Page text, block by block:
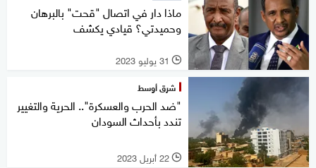
ماذا دار في اتصال "قحت" بالبرهان
وحميدتي؟ قيادي يكشف
l 31 يوليو 2023
شرق أوسط
"ضد الحرب والعسكرة".. الحرية والتغيير
تندد بأحداث السودان
l 22 أبريل 2023